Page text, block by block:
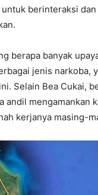
berinteraksi
berapa banyak
jenis narkoba,
Selain Bea Cukai,
andil mengamankan
kerjanya masing-